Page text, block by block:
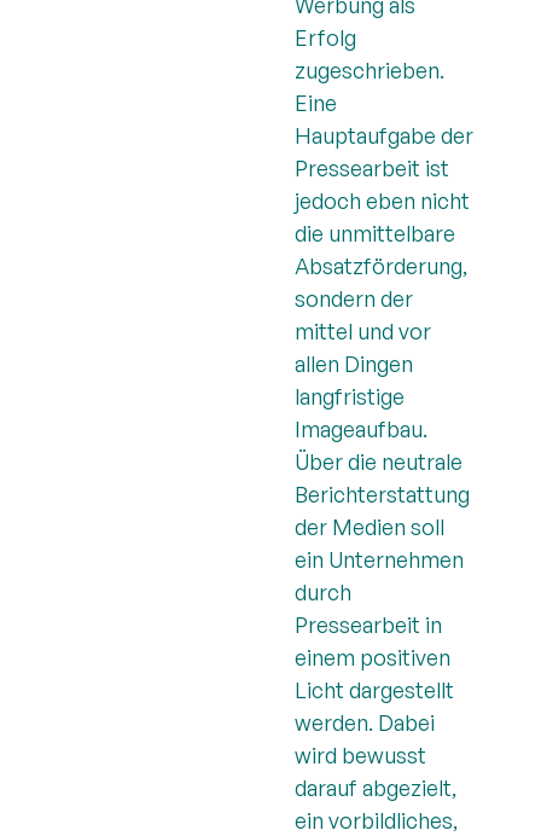
Erfolg
zugeschrieben.
Eine
Hauptaufgabe der
Pressearbeit ist
jedoch eben nicht
die unmittelbare
Absatzförderung,
sondern der
mittel und vor
allen Dingen
langfristige
Imageaufbau.
Über die neutrale
Berichterstattung
der Medien soll
ein Unternehmen
durch
Pressearbeit in
einem positiven
Licht dargestellt
werden. Dabei
wird bewusst
darauf abgezielt,
ein vorbildliches,